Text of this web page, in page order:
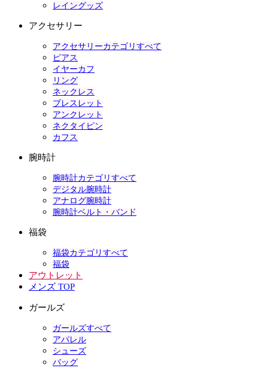
レイングッズ
アクセサリー
アクセサリーカテゴリすべて
ピアス
イヤーカフ
リング
ネックレス
ブレスレット
アンクレット
ネクタイピン
カフス
腕時計
腕時計カテゴリすべて
デジタル腕時計
アナログ腕時計
腕時計ベルト・バンド
福袋
福袋カテゴリすべて
福袋
アウトレット
メンズ TOP
ガールズ
ガールズすべて
アパレル
シューズ
バッグ